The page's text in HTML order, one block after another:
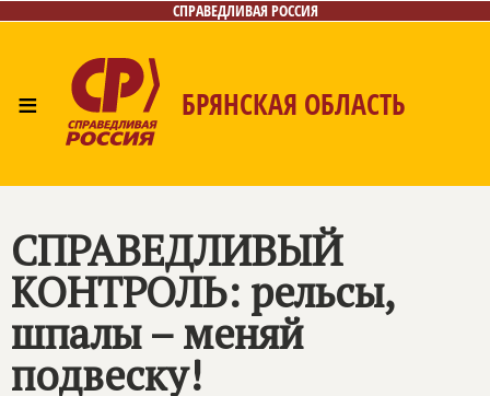
СПРАВЕДЛИВАЯ РОССИЯ
≡ БРЯНСКАЯ ОБЛАСТЬ
Контакты
СПРАВЕДЛИВЫЙ
КОНТРОЛЬ: рельсы,
шпалы – меняй
подвеску!